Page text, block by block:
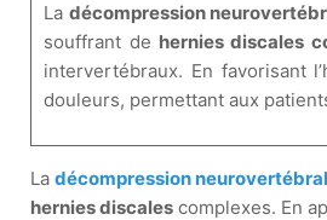
La décompression
souffrant de hernies discales
intervertébraux. En favorisant
douleurs, permettant aux
Ladécompression
hernies discales complexes. En